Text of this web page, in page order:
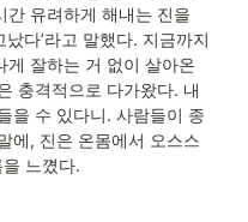
간 유려하게 해내는 진을
났다’라고 말했다. 지금까지
게 잘하는 거 없이 살아온
충격적으로 다가왔다. 내
을 수 있다니. 사람들이 종
에, 진은 온몸에서 오스스
느꼈다.